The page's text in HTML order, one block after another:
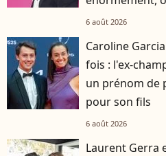
6 août 2026
Caroline
fois : l'ex-
un prénom de
pour son fils
6 août 2026
Laurent Gerra